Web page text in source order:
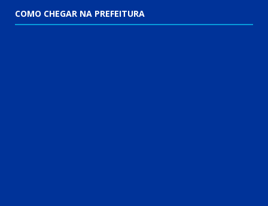
COMO CHEGAR NA PREFEITURA